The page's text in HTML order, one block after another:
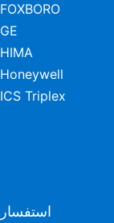
FOXBORO
GE
HIMA
Honeywell
ICS Triplex
استفسار